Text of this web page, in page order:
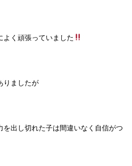
よく頑張っていました
りましたが
を出し切れた子は間違いなく自信がつ